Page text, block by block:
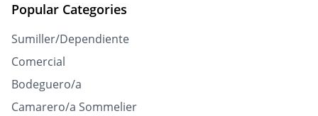
Popular Categories
Sumiller/Dependiente
Comercial
Bodeguero/a
Camarero/a Sommelier